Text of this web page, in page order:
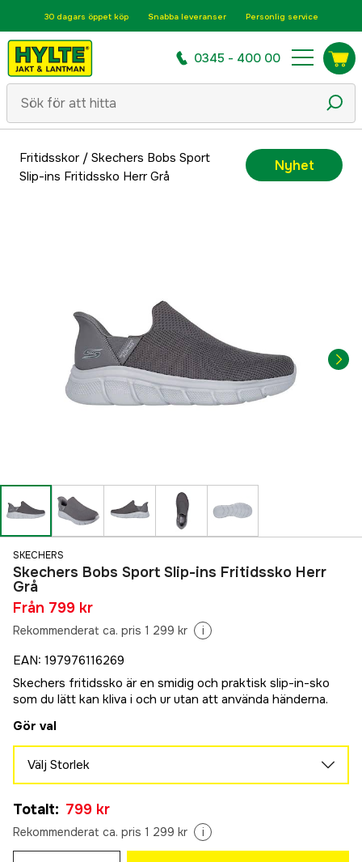
30 dagars öppet köp Snabba leveranser Personlig service
0345 - 400 00
Fritidsskor/ Skechers Bobs Sport
Slip-ins Fritidssko Herr Grå
Nyhet
SKECHERS
Skechers Bobs Sport Slip-ins Fritidssko Herr
Grå
Från 799 kr
Rekommenderat ca. pris 1 299 kr i
EAN: 197976116269
Skechers fritidssko är en smidig och praktisk slip-in-sko
som du lätt kan kliva i och ur utan att använda händerna.
Gör val
Välj Storlek
799 kr
41
799 kr
Totalt: 799 kr
Rekommenderat ca. pris 1 299 kr i